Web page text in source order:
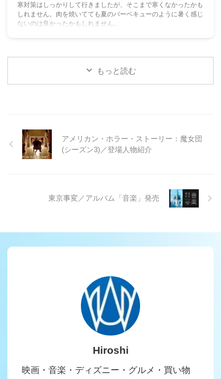
寒対策はしっかりして行きましたが、そこまで寒くなかったかも
しれません。肉を焼いてても夏のバーベキューのように暑く感じ
ないのは良かったかもしれません。
もっと読む
アメリカン・ホラー・ストーリー：魔女団
(シーズン3)／登場人物紹介
東京事変／アルバム「音楽」発売
Hiroshi
映画・音楽・ディズニー・グルメ・買い物